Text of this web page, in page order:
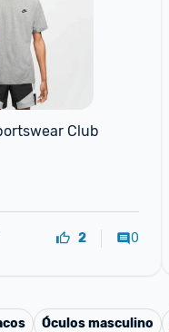
Club
2 0
Óculos masculino